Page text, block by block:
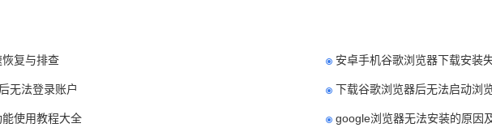
复与排查 安卓手机谷歌浏览器下载安装
无法登录账户 下载谷歌浏览器后无法启动浏
使用教程大全 google浏览器无法安装的原因